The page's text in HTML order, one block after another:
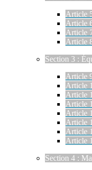
Article
Article
Article
Article
Section 3 :
Article
Article
Article
Article
Article
Article
Article
Article
Section 4 :